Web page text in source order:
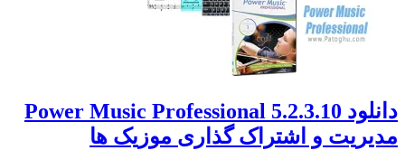
دانلود Power Music Professional 5.2.3.10
مدیریت و اشتراک گذاری موزیک ها